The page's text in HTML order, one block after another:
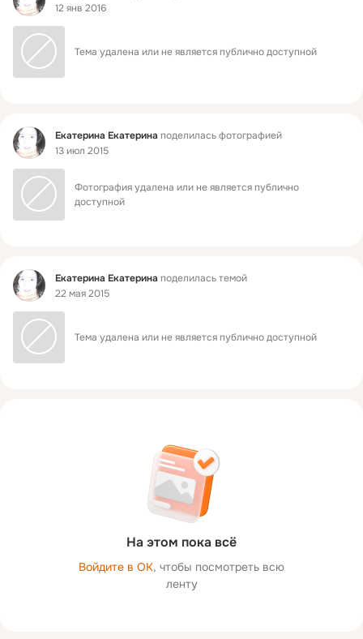
12 янв 2016
Тема удалена или не является публично доступной
Фид Екатерина Екатерина поделилась фотографией
13 июл 2015
Фотография удалена или не является публично
доступной
Фид Екатерина Екатерина поделилась темой
22 мая 2015
Тема удалена или не является публично доступной
На этом пока всё
Войдите в ОК, чтобы посмотреть всю
ленту